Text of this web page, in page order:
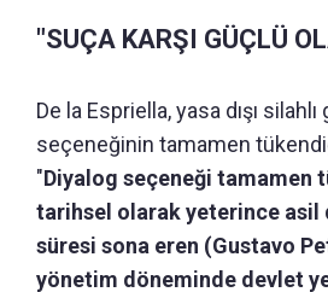
"SUÇA KARŞI GÜÇLÜ
De la Espriella, yasa dışı
seçeneğinin tamamen
"Diyalog seçeneği tamamen
tarihsel olarak yeterince asil
süresi sona eren (Gustavo
yönetim döneminde devlet